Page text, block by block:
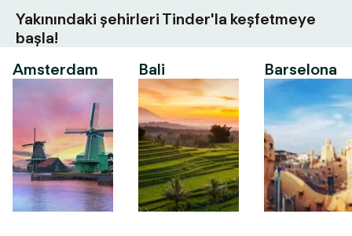
Yakınındaki şehirleri Tinder'la keşfetmeye
başla!
Amsterdam
Bali Barselona